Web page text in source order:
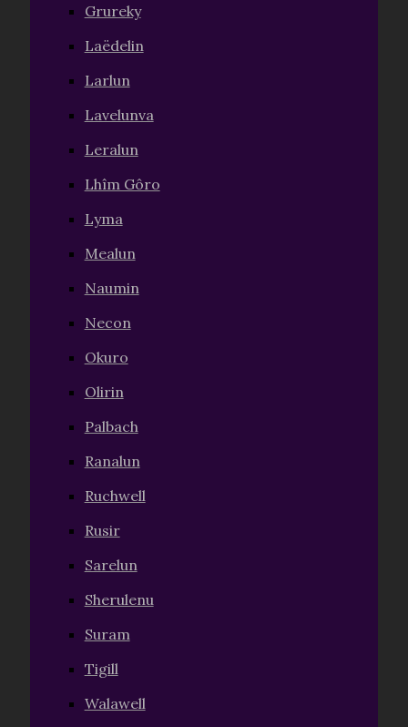
Grureky
Laëdelin
Larlun
Lavelunva
Leralun
Lhîm Gôro
Lyma
Mealun
Naumin
Necon
Okuro
Olirin
Palbach
Ranalun
Ruchwell
Rusir
Sarelun
Sherulenu
Suram
Tigill
Walawell